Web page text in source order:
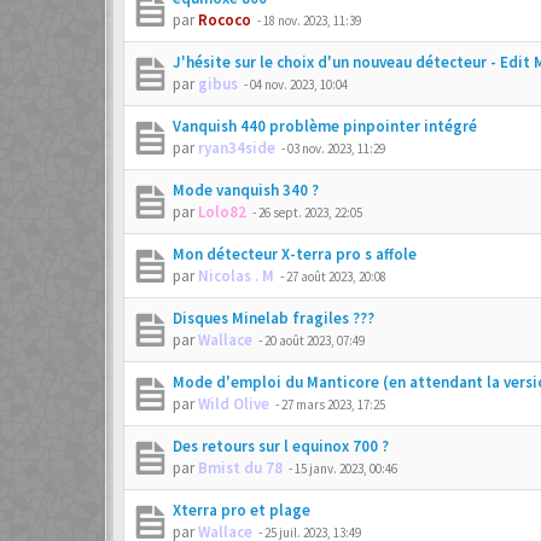
parRococo -18 nov. 2023, 11:39
J'hésite sur le choix d'un nouveau détecteur - Edit
pargibus -04 nov. 2023, 10:04
Vanquish 440 problème pinpointer intégré
parryan34side -03 nov. 2023, 11:29
Mode vanquish 340 ?
parLolo82 -26 sept. 2023, 22:05
Mon détecteur X-terra pro s affole
parNicolas . M -27 août 2023, 20:08
Disques Minelab fragiles ???
parWallace -20 août 2023, 07:49
Mode d'emploi du Manticore (en attendant la
parWild Olive -27 mars 2023, 17:25
Des retours sur l equinox 700 ?
parBmist du 78 -15 janv. 2023, 00:46
Xterra pro et plage
parWallace -25 juil. 2023, 13:49